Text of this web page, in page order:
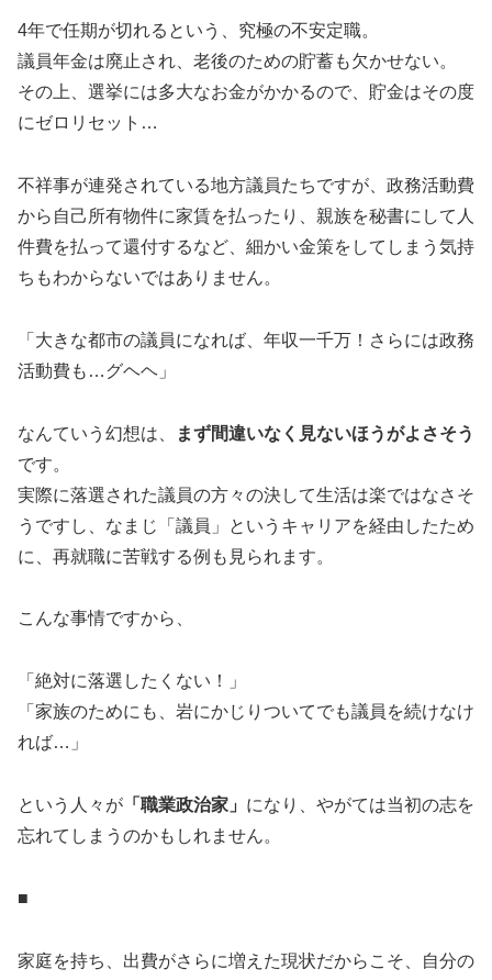
4年で任期が切れるという、究極の不安定職。
議員年金は廃止され、老後のための貯蓄も欠かせない。
その上、選挙には多大なお金がかかるので、貯金はその度
にゼロリセット…
不祥事が連発されている地方議員たちですが、政務活動費
から自己所有物件に家賃を払ったり、親族を秘書にして人
件費を払って還付するなど、細かい金策をしてしまう気持
ちもわからないではありません。
「大きな都市の議員になれば、年収一千万！さらには政務
活動費も…グヘヘ」
なんていう幻想は、
まず間違いなく見ないほうがよさそう
です。
実際に落選された議員の方々の決して生活は楽ではなさそ
うですし、なまじ「議員」というキャリアを経由したため
に、再就職に苦戦する例も見られます。
こんな事情ですから、
「絶対に落選したくない！」
「家族のためにも、岩にかじりついてでも議員を続けなけ
れば…」
という人々が 「職業政治家」 になり、やがては当初の志を
忘れてしまうのかもしれません。
■
家庭を持ち、出費がさらに増えた現状だからこそ、自分の